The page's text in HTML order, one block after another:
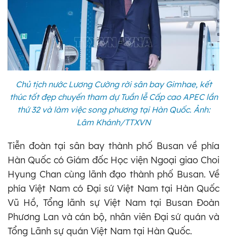
Chủ tịch nước Lương Cường rời sân bay Gimhae, kết
thúc tốt đẹp chuyến tham dự Tuần lễ Cấp cao APEC lần
thứ 32 và làm việc song phương tại Hàn Quốc. Ảnh:
Lâm Khánh/TTXVN
Tiễn đoàn tại sân bay thành phố Busan về phía
Hàn Quốc có Giám đốc Học viện Ngoại giao Choi
Hyung Chan cùng lãnh đạo thành phố Busan. Về
phía Việt Nam có Đại sứ Việt Nam tại Hàn Quốc
Vũ Hồ, Tổng lãnh sự Việt Nam tại Busan Đoàn
Phương Lan và cán bộ, nhân viên Đại sứ quán và
Tổng Lãnh sự quán Việt Nam tại Hàn Quốc.